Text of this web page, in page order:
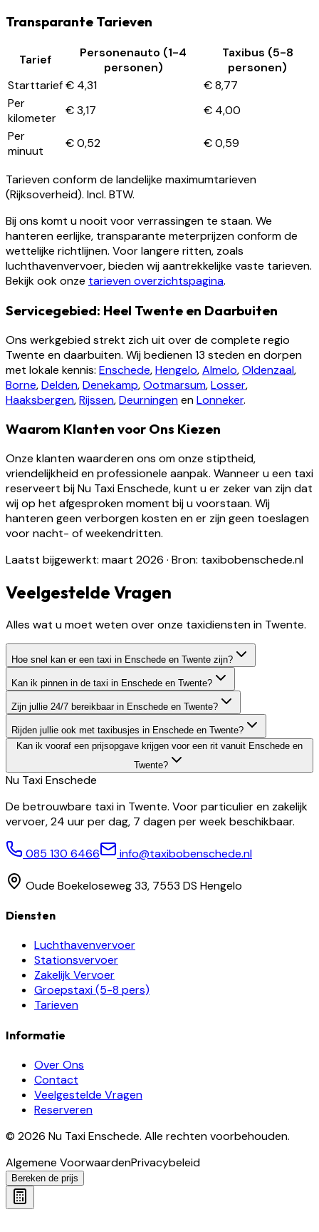
Transparante Tarieven
Tarief
Personenauto (1-4
personen)
Taxibus (5-8
personen)
Starttarief€ 4,31
€ 8,77
Per
kilometer
€ 3,17
€ 4,00
Per
minuut
€ 0,52 € 0,59
Tarieven conform de landelijke maximumtarieven
(Rijksoverheid). Incl. BTW.
Bij ons komt u nooit voor verrassingen te staan. We
hanteren eerlijke, transparante meterprijzen conform de
wettelijke richtlijnen. Voor langere ritten, zoals
luchthavenvervoer, bieden wij aantrekkelijke vaste tarieven.
Bekijk ook onze tarieven overzichtspagina.
Servicegebied: Heel Twente en Daarbuiten
Ons werkgebied strekt zich uit over de complete regio
Twente en daarbuiten. Wij bedienen 13 steden en dorpen
met lokale kennis: Enschede,Hengelo,Almelo,Oldenzaal,
Borne,Delden,Denekamp,Ootmarsum,Losser,
Haaksbergen,Rijssen,DeurningenenLonneker.
Waarom Klanten voor Ons Kiezen
Onze klanten waarderen ons om onze stiptheid,
vriendelijkheid en professionele aanpak. Wanneer u een taxi
reserveert bij Nu Taxi Enschede, kunt u er zeker van zijn dat
wij op het afgesproken moment bij u voorstaan. Wij
hanteren geen verborgen kosten en er zijn geen toeslagen
voor nacht- of weekendritten.
Laatst bijgewerkt: maart 2026 · Bron: taxibobenschede.nl
Veelgestelde Vragen
Alles wat u moet weten over onze taxidiensten in Twente.
Hoe snel kan er een taxi in Enschede en Twente zijn?
Kan ik pinnen in de taxi in Enschede en Twente?
Zijn jullie 24/7 bereikbaar in Enschede en Twente?
Rijden jullie ook met taxibusjes in Enschede en Twente?
Kan ik vooraf een prijsopgave krijgen voor een rit vanuit Enschede en
Twente?
Nu TaxiEnschede
De betrouwbare taxi in Twente. Voor particulier en zakelijk
vervoer, 24 uur per dag, 7 dagen per week beschikbaar.
085 130 6466 info@taxibobenschede.nl
Oude Boekeloseweg 33, 7553 DS Hengelo
Diensten
Luchthavenvervoer
Stationsvervoer
Zakelijk Vervoer
Groepstaxi (5-8 pers)
Tarieven
Informatie
Over Ons
Contact
Veelgestelde Vragen
Reserveren
© 2026 Nu Taxi Enschede. Alle rechten voorbehouden.
Algemene VoorwaardenPrivacybeleid
Bereken de prijs